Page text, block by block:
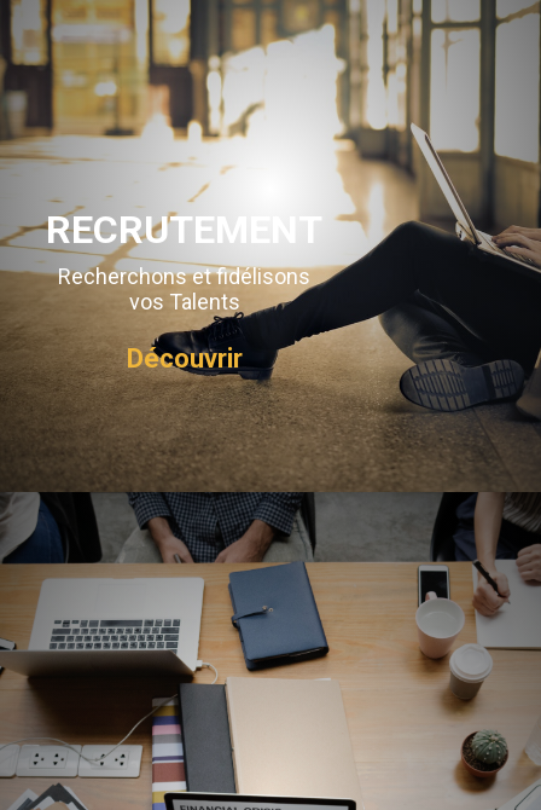
RECRUTEMENT
Recherchons et fidélisons
vos Talents
Découvrir